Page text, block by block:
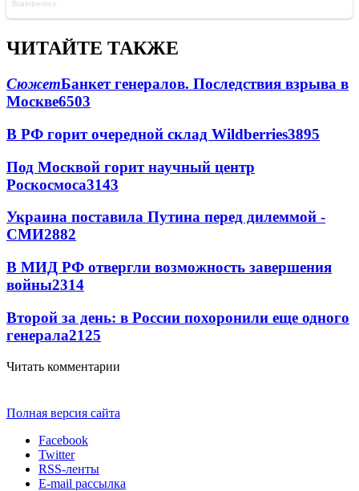
ЧИТАЙТЕ ТАКЖЕ
СюжетБанкет генералов. Последствия взрыва в
Москве6503
В РФ горит очередной склад Wildberries3895
Под Москвой горит научный центр
Роскосмоса3143
Украина поставила Путина перед дилеммой -
СМИ2882
В МИД РФ отвергли возможность завершения
войны2314
Второй за день: в России похоронили еще одного
генерала2125
Читать комментарии
Полная версия сайта
Facebook
Twitter
RSS-ленты
E-mail рассылка